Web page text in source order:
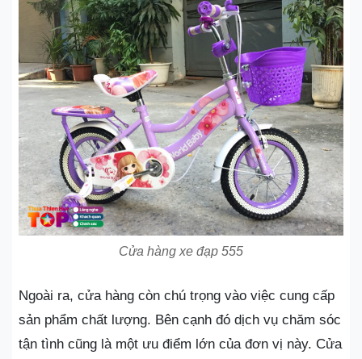
Cửa hàng xe đạp 555
Ngoài ra, cửa hàng còn chú trọng vào việc cung cấp
sản phẩm chất lượng. Bên cạnh đó dịch vụ chăm sóc
tận tình cũng là một ưu điểm lớn của đơn vị này. Cửa